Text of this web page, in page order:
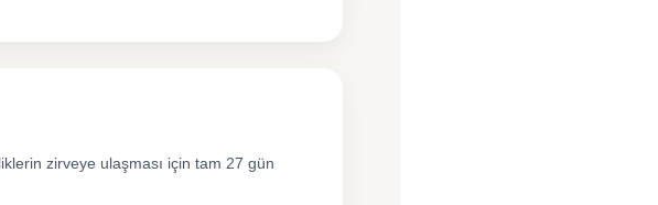
zirveye ulaşması için tam 27 gün